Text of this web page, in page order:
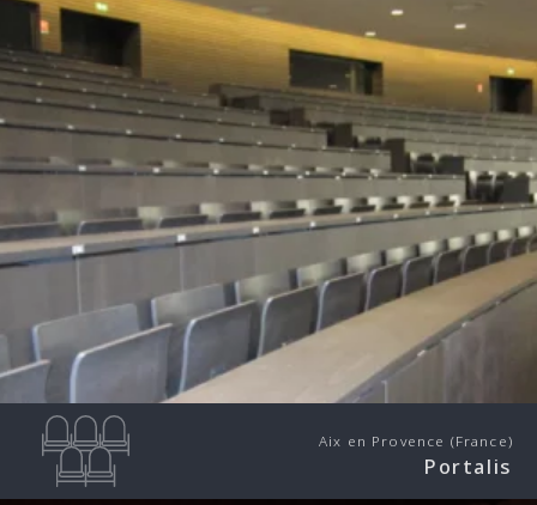
Aix en Provence (France)
Portalis